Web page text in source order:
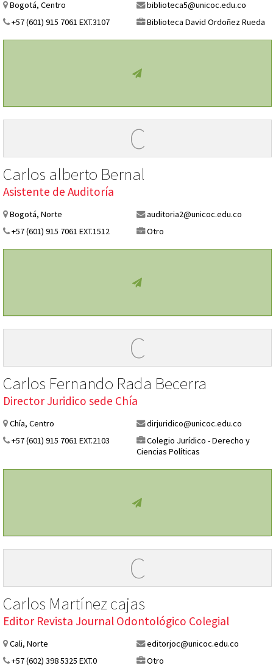
Bogotá, Centro
biblioteca5@unicoc.edu.co
+57 (601) 915 7061 EXT.3107
Biblioteca David Ordoñez Rueda
C
Carlos alberto Bernal
Asistente de Auditoría
Bogotá, Norte
auditoria2@unicoc.edu.co
+57 (601) 915 7061 EXT.1512
Otro
C
Carlos Fernando Rada Becerra
Director Juridico sede Chía
Chía, Centro
dirjuridico@unicoc.edu.co
+57 (601) 915 7061 EXT.2103
Colegio Jurídico - Derecho y
Ciencias Políticas
C
Carlos Martínez cajas
Editor Revista Journal Odontológico Colegial
Cali, Norte
editorjoc@unicoc.edu.co
+57 (602) 398 5325 EXT.0
Otro